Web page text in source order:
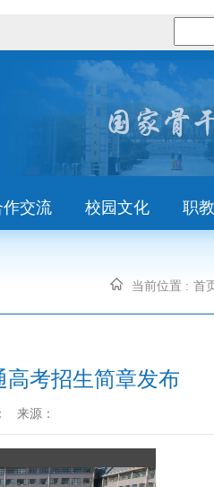
作交流 校园文化 职
当前位置 : 首
高考招生简章发布
来源：